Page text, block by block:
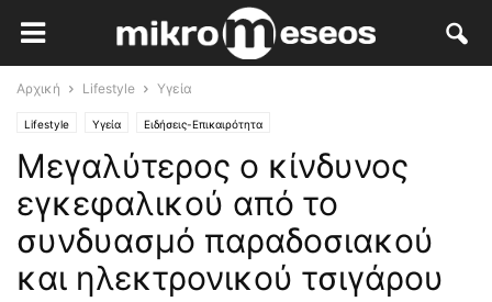
Αρχική Lifestyle Υγεία
Lifestyle Υγεία Ειδήσεις-Επικαιρότητα
Μεγαλύτερος ο κίνδυνος
εγκεφαλικού από το
συνδυασμό παραδοσιακού
και ηλεκτρονικού τσιγάρου